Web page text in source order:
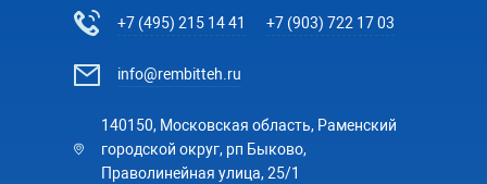
+7 (495) 215 14 41 +7 (903) 722 17 03
info@rembitteh.ru
140150, Московская область, Раменский
городской округ, рп Быково,
Праволинейная улица, 25/1